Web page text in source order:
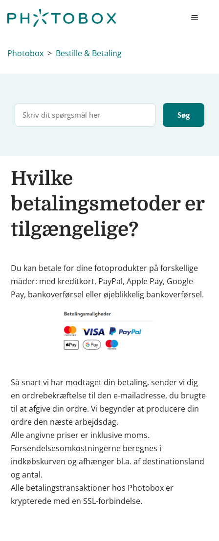
Photobox Bestille & Betaling
Hvilke
betalingsmetoder er
tilgængelige?
Du kan betale for dine fotoprodukter på forskellige
måder: med kreditkort, PayPal, Apple Pay, Google
Pay, bankoverførsel eller øjeblikkelig bankoverførsel.
Så snart vi har modtaget din betaling, sender vi dig
en ordrebekræftelse til den e-mailadresse, du brugte
til at afgive din ordre. Vi begynder at producere din
ordre den næste arbejdsdag.
Alle angivne priser er inklusive moms.
Forsendelsesomkostningerne beregnes i
indkøbskurven og afhænger bl.a. af destinationsland
og antal.
Alle betalingstransaktioner hos Photobox er
krypterede med en SSL-forbindelse.